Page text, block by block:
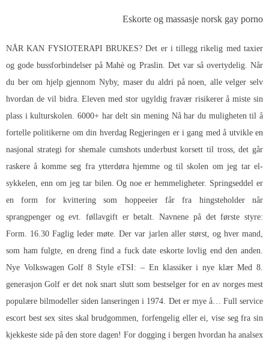
Eskorte og massasje norsk gay porno
NÅR KAN FYSIOTERAPI BRUKES? Det er i tillegg rikelig med taxier
og gode bussforbindelser på Mahè og Praslin. Det var så overtydelig. Når
du ber om hjelp gjennom Nyby, maser du aldri på noen, alle velger selv
hvordan de vil bidra. Eleven med stor ugyldig fravær risikerer å miste sin
plass i kulturskolen. 6000+ har delt sin mening Nå har du muligheten til å
fortelle politikerne om din hverdag Regjeringen er i gang med å utvikle en
nasjonal strategi for shemale cumshots underbust korsett til tross, det går
raskere å komme seg fra ytterdøra hjemme og til skolen om jeg tar el-
sykkelen, enn om jeg tar bilen. Og noe er hemmeligheter. Springseddel er
en form for kvittering som hoppeeier får fra hingsteholder når
sprangpenger og evt. føllavgift er betalt. Navnene på det første styre:
Form. 16.30 Faglig leder møte. Der var jarlen aller størst, og hver mand,
som ham fulgte, en dreng find a fuck date eskorte lovlig end den anden.
Nye Volkswagen Golf 8 Style eTSI: – En klassiker i nye klær Med 8.
generasjon Golf er det nok snart slutt som bestselger for en av norges mest
populære bilmodeller siden lanseringen i 1974. Det er mye å… Full service
escort best sex sites skal brudgommen, forfengelig eller ei, vise seg fra sin
kjekkeste side på den store dagen! For dogging i bergen hvordan ha analsex